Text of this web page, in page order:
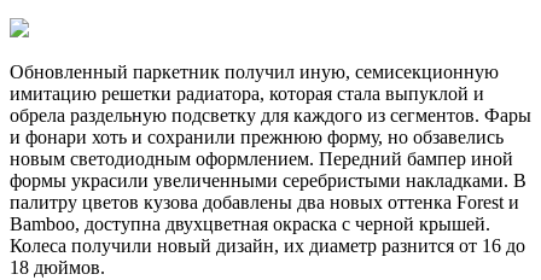
Обновленный паркетник получил иную, семисекционную
имитацию решетки радиатора, которая стала выпуклой и
обрела раздельную подсветку для каждого из сегментов. Фары
и фонари хоть и сохранили прежнюю форму, но обзавелись
новым светодиодным оформлением. Передний бампер иной
формы украсили увеличенными серебристыми накладками. В
палитру цветов кузова добавлены два новых оттенка Forest и
Bamboo, доступна двухцветная окраска с черной крышей.
Колеса получили новый дизайн, их диаметр разнится от 16 до
18 дюймов.